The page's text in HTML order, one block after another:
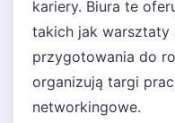
kariery. Biura te
takich jak warsztaty
przygotowania do
organizują targi
networkingowe.